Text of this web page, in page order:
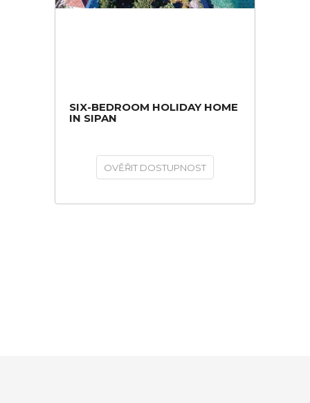
SIX-BEDROOM HOLIDAY HOME
IN SIPAN
OVĚŘIT DOSTUPNOST